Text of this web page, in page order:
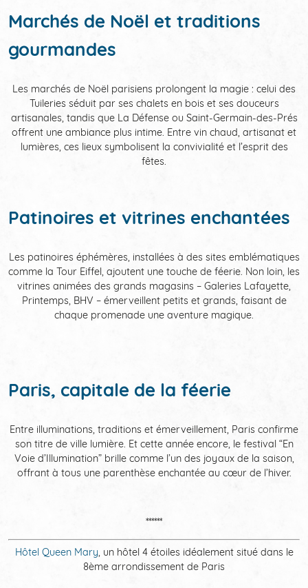
Marchés de Noël et traditions
gourmandes
Les marchés de Noël parisiens prolongent la magie : celui des
Tuileries séduit par ses chalets en bois et ses douceurs
artisanales, tandis que La Défense ou Saint-Germain-des-Prés
offrent une ambiance plus intime. Entre vin chaud, artisanat et
lumières, ces lieux symbolisent la convivialité et l’esprit des
fêtes.
Patinoires et vitrines enchantées
Les patinoires éphémères, installées à des sites emblématiques
comme la Tour Eiffel, ajoutent une touche de féerie. Non loin, les
vitrines animées des grands magasins – Galeries Lafayette,
Printemps, BHV – émerveillent petits et grands, faisant de
chaque promenade une aventure magique.
Paris, capitale de la féerie
Entre illuminations, traditions et émerveillement, Paris confirme
son titre de ville lumière. Et cette année encore, le festival “En
Voie d’Illumination” brille comme l’un des joyaux de la saison,
offrant à tous une parenthèse enchantée au cœur de l’hiver.
******
Hôtel Queen Mary​, un hôtel 4 étoiles idéalement situé dans le
8ème arrondissement de Paris